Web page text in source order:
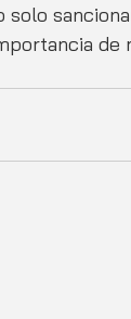
solo